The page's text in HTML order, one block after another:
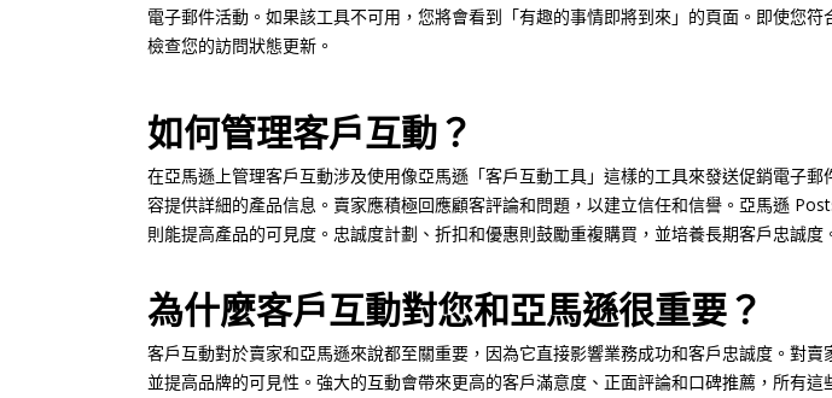
電子郵件活動。如果該工具不可用，您將會看到「有趣的事情即將到來」的頁面。即使您
檢查您的訪問狀態更新。
如何管理客戶互動？
在亞馬遜上管理客戶互動涉及使用像亞馬遜「客戶互動工具」這樣的工具來發送促銷電子
容提供詳細的產品信息。賣家應積極回應顧客評論和問題，以建立信任和信譽。亞馬遜
則能提高產品的可見度。忠誠度計劃、折扣和優惠則鼓勵重複購買，並培養長期客戶忠誠度
為什麼客戶互動對您和亞馬遜很重要？
客戶互動對於賣家和亞馬遜來說都至關重要，因為它直接影響業務成功和客戶忠誠度。對
並提高品牌的可見性。強大的互動會帶來更高的客戶滿意度、正面評論和口碑推薦，所有這